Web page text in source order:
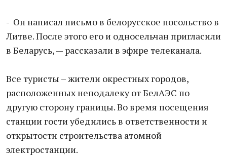
- Он написал письмо в белорусское посольство в
Литве. После этого его и односельчан пригласили
в Беларусь, — рассказали в эфире телеканала.
Все туристы – жители окрестных городов,
расположенных неподалеку от БелАЭС по
другую сторону границы. Во время посещения
станции гости убедились в ответственности и
открытости строительства атомной
электростанции.